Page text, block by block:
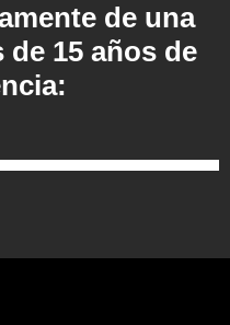
de una
15 años de